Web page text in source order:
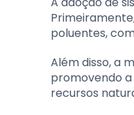
poluentes,
Além disso, a
promovendo a
recursos